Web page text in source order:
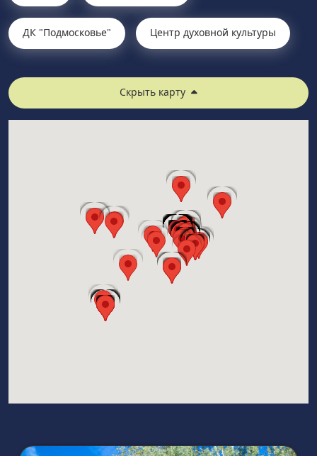
ДК "Подмосковье" Центр духовной культуры
Скрыть карту